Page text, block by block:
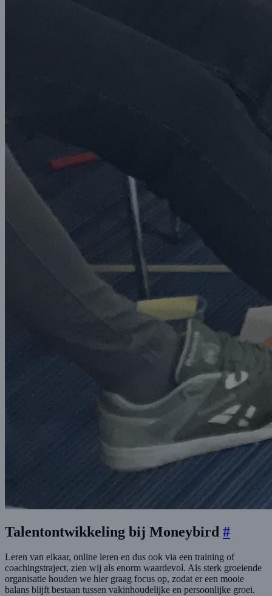
Talentontwikkeling bij Moneybird #
Leren van elkaar, online leren en dus ook via een training of
coachingstraject, zien wij als enorm waardevol. Als sterk groeiende
organisatie houden we hier graag focus op, zodat er een mooie
balans blijft bestaan tussen vakinhoudelijke en persoonlijke groei.